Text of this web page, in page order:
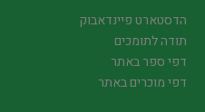
הדסטארט פיינדאבוק
תודה לתומכים
דפי ספר באתר
דפי מוכרים באתר